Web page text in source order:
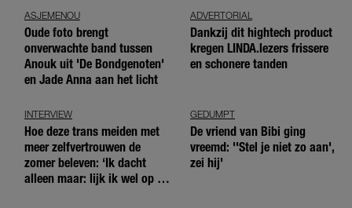
ASJEMENOU
Oude foto brengt
onverwachte band tussen
Anouk uit 'De Bondgenoten'
en Jade Anna aan het licht
ADVERTORIAL
Dankzij dit hightech product
kregen LINDA.lezers frissere
en schonere tanden
INTERVIEW
Hoe deze trans meiden met
meer zelfvertrouwen de
zomer beleven: ‘Ik dacht
alleen maar: lijk ik wel op de
GEDUMPT
De vriend van Bibi ging
vreemd: ''Stel je niet zo aan',
zei hij'